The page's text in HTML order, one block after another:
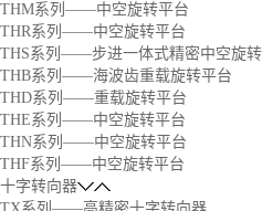
THM系列——中空旋转平台
THR系列——中空旋转平台
THS系列——步进一体式精密中空旋
THB系列——海波齿重载旋转平台
THD系列——重载旋转平台
THE系列——中空旋转平台
THN系列——中空旋转平台
THF系列——中空旋转平台
十字转向器